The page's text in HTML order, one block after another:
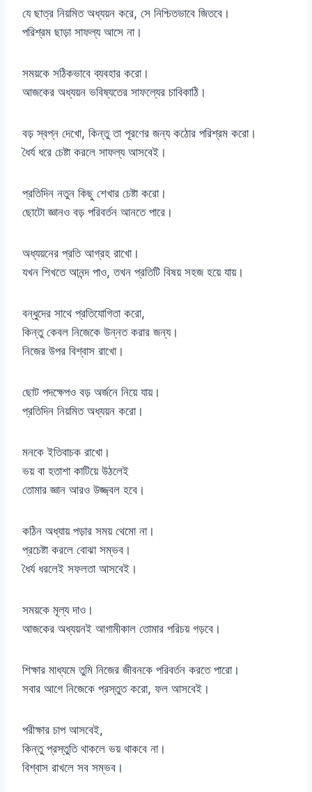
যে ছাত্র নিয়মিত অধ্যয়ন করে, সে নিশ্চিতভাবে জিতবে।
পরিশ্রম ছাড়া সাফল্য আসে না।
সময়কে সঠিকভাবে ব্যবহার করো।
আজকের অধ্যয়ন ভবিষ্যতের সাফল্যের চাবিকাঠি।
বড় স্বপ্ন দেখো, কিন্তু তা পূরণের জন্য কঠোর পরিশ্রম করো।
ধৈর্য ধরে চেষ্টা করলে সাফল্য আসবেই।
প্রতিদিন নতুন কিছু শেখার চেষ্টা করো।
ছোটো জ্ঞানও বড় পরিবর্তন আনতে পারে।
অধ্যয়নের প্রতি আগ্রহ রাখো।
যখন শিখতে আনন্দ পাও, তখন প্রতিটি বিষয় সহজ হয়ে যায়।
বন্ধুদের সাথে প্রতিযোগিতা করো,
কিন্তু কেবল নিজেকে উন্নত করার জন্য।
নিজের উপর বিশ্বাস রাখো।
ছোট পদক্ষেপও বড় অর্জনে নিয়ে যায়।
প্রতিদিন নিয়মিত অধ্যয়ন করো।
মনকে ইতিবাচক রাখো।
ভয় বা হতাশা কাটিয়ে উঠলেই
তোমার জ্ঞান আরও উজ্জ্বল হবে।
কঠিন অধ্যায় পড়ার সময় থেমো না।
প্রচেষ্টা করলে বোঝা সম্ভব।
ধৈর্য ধরলেই সফলতা আসবেই।
সময়কে মূল্য দাও।
আজকের অধ্যয়নই আগামীকাল তোমার পরিচয় গড়বে।
শিক্ষার মাধ্যমে তুমি নিজের জীবনকে পরিবর্তন করতে পারো।
সবার আগে নিজেকে প্রস্তুত করো, ফল আসবেই।
পরীক্ষার চাপ আসবেই,
কিন্তু প্রস্তুতি থাকলে ভয় থাকবে না।
বিশ্বাস রাখলে সব সম্ভব।